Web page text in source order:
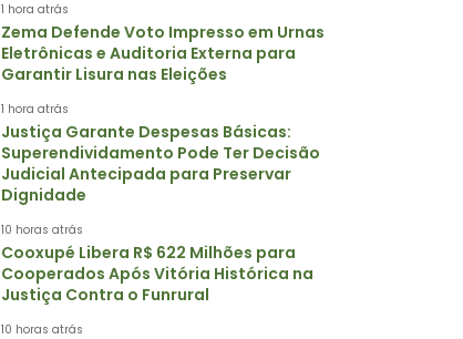
1 hora atrás
Zema Defende Voto Impresso em Urnas
Eletrônicas e Auditoria Externa para
Garantir Lisura nas Eleições
1 hora atrás
Justiça Garante Despesas Básicas:
Superendividamento Pode Ter Decisão
Judicial Antecipada para Preservar
Dignidade
10 horas atrás
Cooxupé Libera R$ 622 Milhões para
Cooperados Após Vitória Histórica na
Justiça Contra o Funrural
10 horas atrás